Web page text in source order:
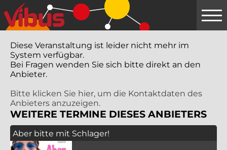
Springe
zum
Hauptinhalt
Diese Veranstaltung ist leider nicht mehr im
System verfügbar.
Bei Fragen wenden Sie sich bitte direkt an den
Anbieter.
Bitte klicken Sie hier, um die Kontaktdaten des
Anbieters anzuzeigen.
WEITERE TERMINE DIESES ANBIETERS
Aber bitte mit Schlager!